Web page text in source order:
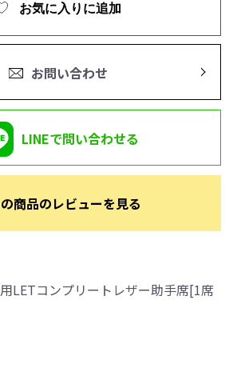
お気に入りに追加
お問い合わせ
LINEで問い合わせる
商品のレビューを見る
LETコンプリートレザー助手席[1席